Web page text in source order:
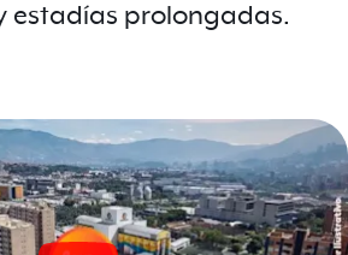
estadías prolongadas.